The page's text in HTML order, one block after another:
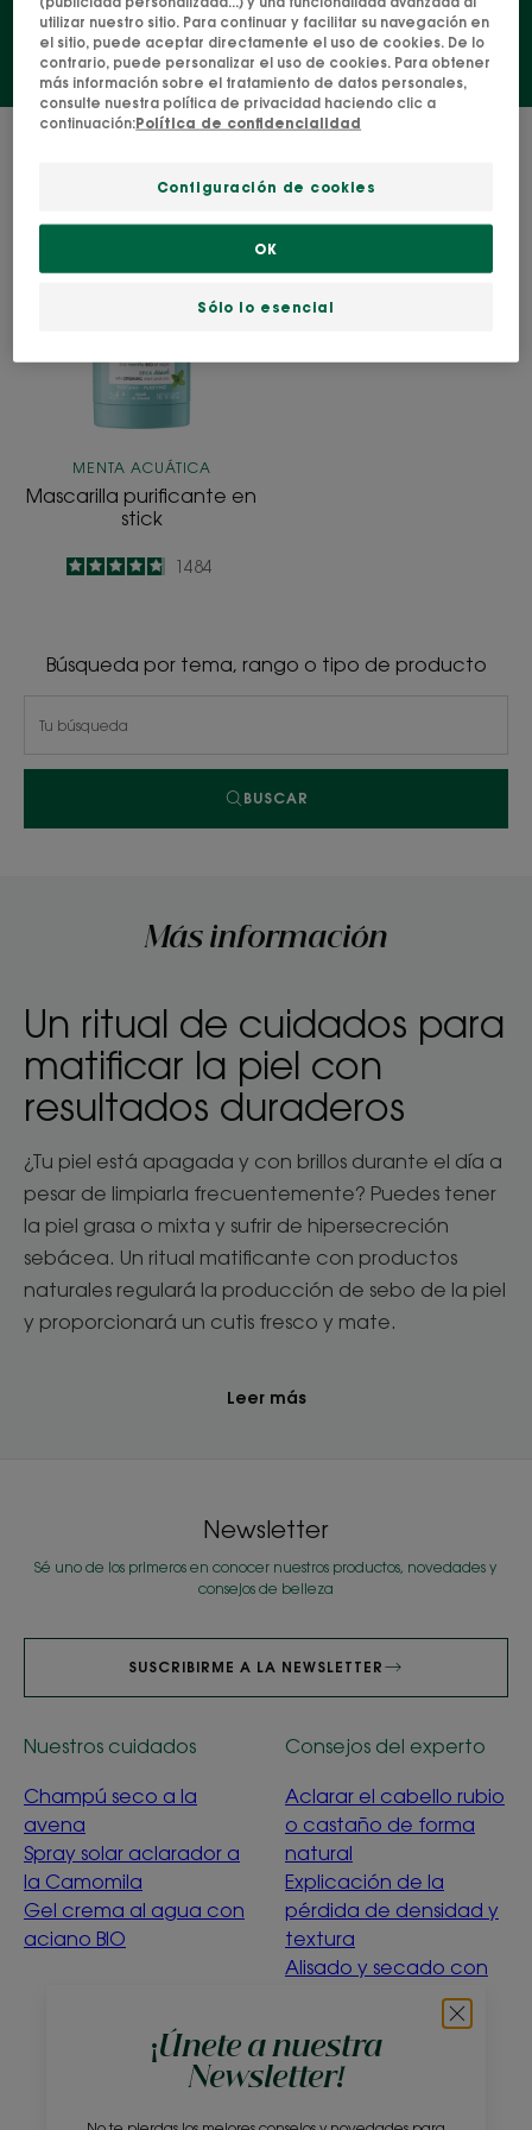
purificante y matificante"
Mascarilla
MENTA ACUÁTICA
Mascarilla purificante en
stick
4.8
/51484
Búsqueda por tema, rango o tipo de producto
BUSCAR
Más información
Un ritual de cuidados para
matificar la piel con
resultados duraderos
¿Tu piel está apagada y con brillos durante el día a
pesar de limpiarla frecuentemente? Puedes tener
la piel grasa o mixta y sufrir de hipersecreción
sebácea. Un ritual matificante con productos
naturales regulará la producción de sebo de la piel
y proporcionará un cutis fresco y mate.
Leer más
¡Únete a nuestra
Newsletter!
Newsletter
Sé uno de los primeros en conocer nuestros productos, novedades y
consejos de belleza
SUSCRIBIRME A LA NEWSLETTER
Nuestros cuidados
Champú seco a la
avena
Spray solar aclarador a
la Camomila
Gel crema al agua con
aciano BIO
Consejos del experto
Aclarar el cabello rubio
o castaño de forma
natural
Explicación de la
pérdida de densidad y
textura
Alisado y secado con
purificante
¿Qué significa la
utilizar nuestro sitio. Para continuar y facilitar su navegación en
el sitio, puede aceptar directamente el uso de cookies. De lo
contrario, puede personalizar el uso de cookies. Para obtener
más información sobre el tratamiento de datos personales,
consulte nuestra política de privacidad haciendo clic a
continuación:Política de confidencialidad
Configuración de cookies
Sólo lo esencial
OK